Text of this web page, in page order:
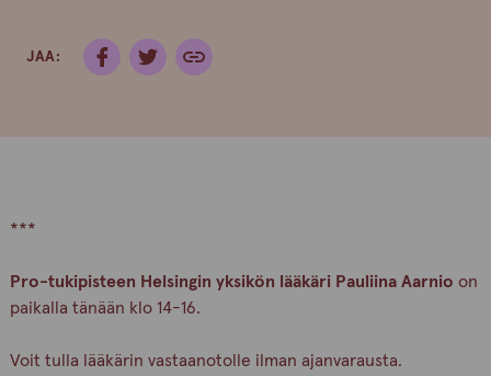
JAA:
***
Pro-tukipisteen Helsingin yksikön lääkäri Pauliina Aarnio on
paikalla tänään klo 14-16.
Voit tulla lääkärin vastaanotolle ilman ajanvarausta.